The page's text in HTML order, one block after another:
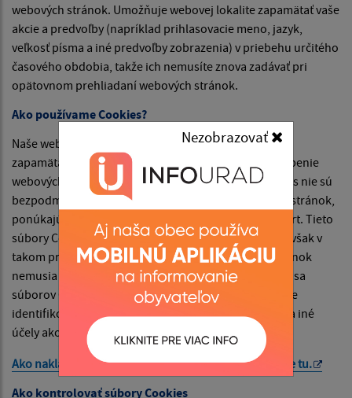
webových stránok. Umožňuje webovej lokalite zapamätať vaše
akcie a predvoľby (napríklad prihlasovacie meno, jazyk,
veľkosť písma a iné predvoľby zobrazenia) v priebehu určitého
časového obdobia, takže ich nemusíte znova zadávať pri
opätovnom prehliadaní webových stránok.
Ako používame Cookies?
Naše webové stránky používajú súbory Cookies na
zapamätanie nastavení používateľa a lepšie prispôsobenie
webových stránok záujmom návštevníka. Hoci Cookies nie sú
bezpodmienečne potrebné na fungovanie webových stránok,
ponúkajú pri návšteve webových stránok vyšší komfort. Tieto
súbory Cookies môžete odstrániť alebo zablokovať, avšak v
takom prípade niektoré funkcie týchto webových stránok
nemusia fungovať podľa určenia. Informácie týkajúce sa
súborov Cookies sa nepoužívajú na to, aby vás osobne
identifikovali. Tieto súbory Cookies sa nepoužívajú na iné
účely ako tie, ktoré sú tu popísané.
Ako nakladá Google s vašimi súbormi Cookies nájdetetu.
Ako kontrolovať súbory Cookies
Nezobrazovať